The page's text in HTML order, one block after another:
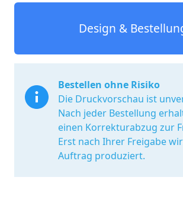
Design &
Bestellen ohne Risiko
Die Druckvorschau ist
Nach jeder Bestellung
einen Korrekturabzug zur
Erst nach Ihrer Freigabe
Auftrag produziert.